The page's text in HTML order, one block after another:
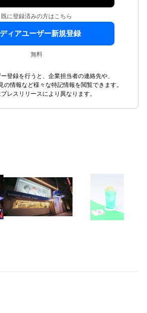
既に登録済みの方はこちら
ィアユーザー新規登録
無料
登録を行うと、企業担当者の連絡先や、
の情報など様々な特記情報を閲覧できます。
レスリリースにより異なります。